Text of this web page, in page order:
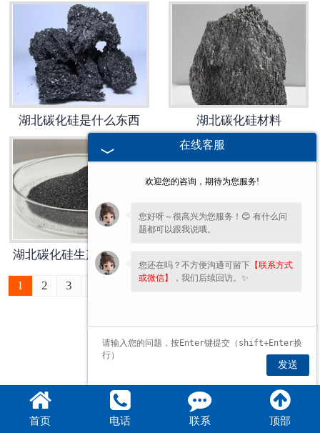
湖北球化剂
湖北增碳剂
湖北碳化硅是什么东西 湖北碳化硅材料
湖北碳化硅生产工艺流程
1 2 3 6 7 8 9 10
首页 电话 联系 顶部
在线客服
欢迎您的咨询，期待为您服务!
您好呀～很高兴为您服务！😊 有什么问
题都可以跟我说哦。
您还在吗？不方便沟通可留下 【联系方式
或微信】
，我们后续回访。✨
发送